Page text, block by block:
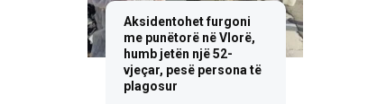
Aksidentohet furgoni
me punëtorë në Vlorë,
humb jetën një 52-
vjeçar, pesë persona të
plagosur